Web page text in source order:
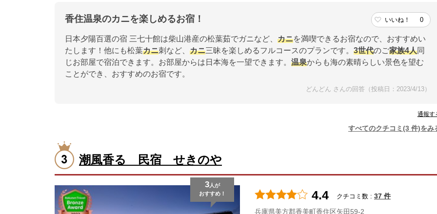
香住温泉のカニを楽しめるお宿！ いいね！ 0
日本夕陽百選の宿 三七十館は柴山港産の松葉茹でガニなど、 カニを満喫できるお宿なので、おすすめい
たします！他にも松葉カニ刺など、 カニ三昧を楽しめるフルコースのプランです。 3世代のご家族4人同
じお部屋で宿泊できます。お部屋からは日本海を一望できます。 温泉からも海の素晴らしい景色を望む
ことができ、おすすめのお宿です。
どんどん さんの回答（投稿日：2023/4/13）
通報す
すべてのクチコミ(3 件)をみ
潮風香る 民宿 せきのや
3人が
おすすめ！
4.4 クチコミ数 : 37 件
兵庫県美方郡香美町香住区矢田59-2